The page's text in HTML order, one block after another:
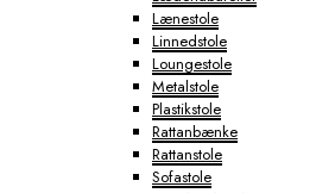
Lænestole
Linnedstole
Loungestole
Metalstole
Plastikstole
Rattanbænke
Rattanstole
Sofastole